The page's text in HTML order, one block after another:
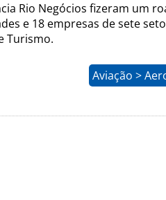
Rio Negócios fizeram um
e 18 empresas de sete
Turismo.
Aviação >